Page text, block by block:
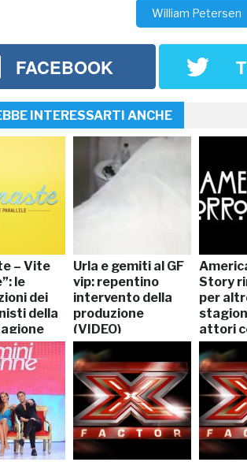
William Petersen
FACEBOOK
INTERESSARTI ANCHE
– Vite
le
dei
della
Urla e gemiti al GF
vip: repentino
intervento della
produzione
(VIDEO)
Story
per
attori